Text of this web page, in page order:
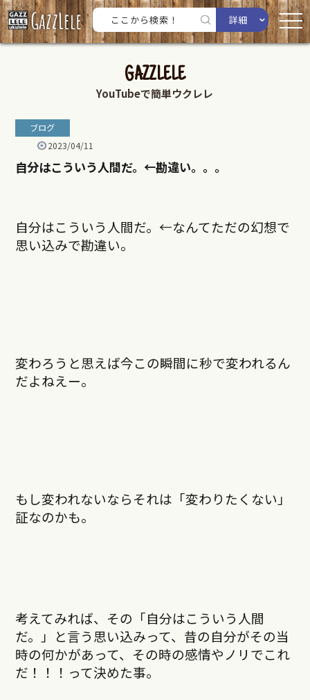
詳細
GAZZLELE
YouTubeで簡単ウクレレ
ブログ
2023/04/11
自分はこういう人間だ。←勘違い。。。
自分はこういう人間だ。←なんてただの幻想で
思い込みで勘違い。
変わろうと思えば今この瞬間に秒で変われるん
だよねえー。
もし変われないならそれは「変わりたくない」
証なのかも。
考えてみれば、その「自分はこういう人間
だ。」と言う思い込みって、昔の自分がその当
時の何かがあって、その時の感情やノリでこれ
だ！！！って決めた事。